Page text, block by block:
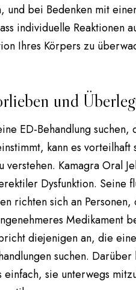
und bei Bedenken mit
individuelle Reaktionen
Ihres Körpers zu
und
ED-Behandlung
kann es
verstehen. Kamagra Oral
Dysfunktion. Seine
richten sich an
Medikament
diejenigen an, die
suchen.
einfach, sie unterwegs